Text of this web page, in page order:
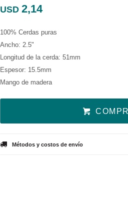
USD 2,14
100% Cerdas puras
Ancho: 2.5"
Longitud de la cerda: 51mm
Espesor: 15.5mm
Mango de madera
Métodos y costos de envío